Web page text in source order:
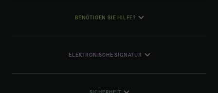
BENÖTIGEN SIE HILFE?
ELEKTRONISCHE SIGNATUR